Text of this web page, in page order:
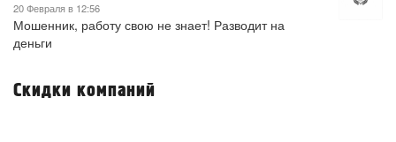
20 Февраля в 12:56
Мошенник, работу свою не знает! Разводит на
деньги
Скидки компаний